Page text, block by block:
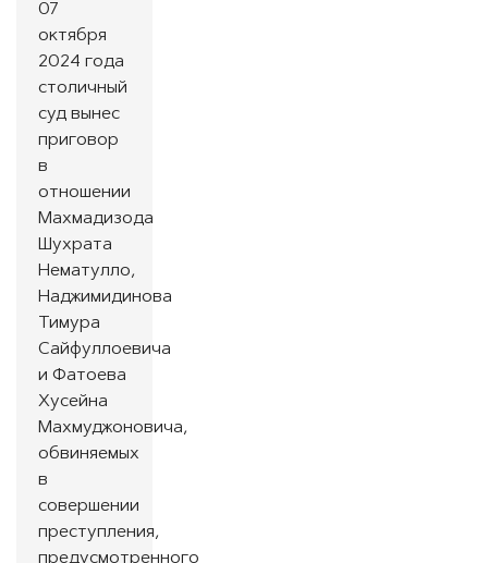
07
октября
2024 года
столичный
суд вынес
приговор
в
отношении
Махмадизода
Шухрата
Нематулло,
Наджимидинова
Тимура
Сайфуллоевича
и Фатоева
Хусейна
Махмуджоновича,
обвиняемых
в
совершении
преступления,
предусмотренного